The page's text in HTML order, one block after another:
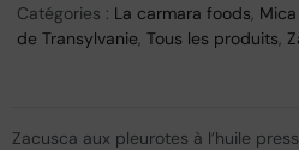
Catégories : La carmara foods,
de Transylvanie,Tous les produits,
Zacusca aux pleurotes à l’huile